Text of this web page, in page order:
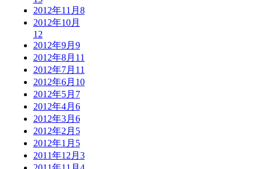
2012年11月 8
2012年10月
12
2012年9月 9
2012年8月 11
2012年7月 11
2012年6月 10
2012年5月 7
2012年4月 6
2012年3月 6
2012年2月 5
2012年1月 5
2011年12月 3